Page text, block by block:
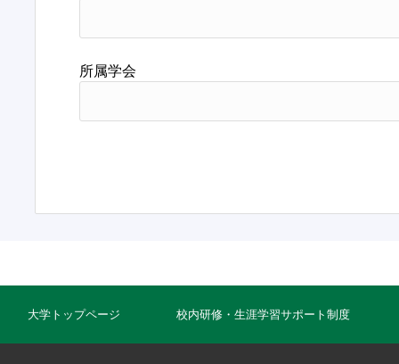
所属学会
大学トップページ 校内研修・生涯学習サポート制度